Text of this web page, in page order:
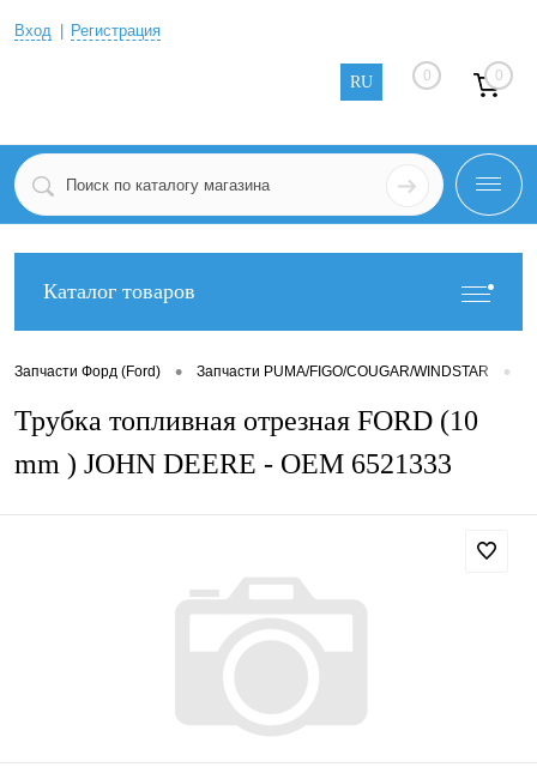
Вход Регистрация
RU 0 0
Каталог товаров
Запчасти Форд (Ford) • Запчасти PUMA/FIGO/COUGAR/WINDSTAR •
Трубка топливная отрезная FORD (10
mm ) JOHN DEERE - OEM 6521333